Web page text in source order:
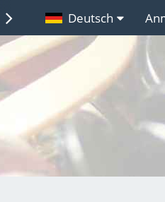
Lexikon Links
Deutsch